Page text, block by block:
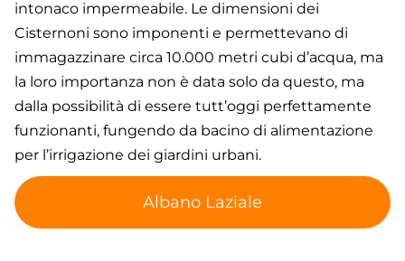
intonaco impermeabile. Le dimensioni dei
Cisternoni sono imponenti e permettevano di
immagazzinare circa 10.000 metri cubi d’acqua, ma
la loro importanza non è data solo da questo, ma
dalla possibilità di essere tutt’oggi perfettamente
funzionanti, fungendo da bacino di alimentazione
per l’irrigazione dei giardini urbani.
Albano Laziale